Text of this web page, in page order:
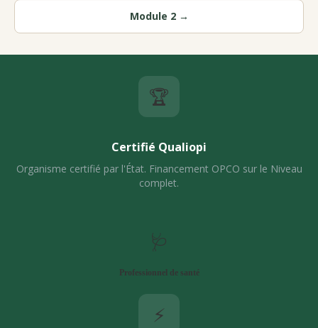
Module 2 →
🏆
Certifié Qualiopi
Organisme certifié par l'État. Financement OPCO sur le Niveau
complet.
🩺
Professionnel de santé
⚡